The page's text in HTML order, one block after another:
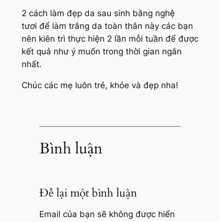
2 cách làm đẹp da sau sinh bằng nghệ
tươi để làm trắng da toàn thân này các bạn
nên kiên trì thực hiện 2 lần mỗi tuần để được
kết quả như ý muốn trong thời gian ngắn
nhất.
Chúc các mẹ luôn trẻ, khỏe và đẹp nha!
Bình luận
Để lại một bình luận
Email của bạn sẽ không được hiển